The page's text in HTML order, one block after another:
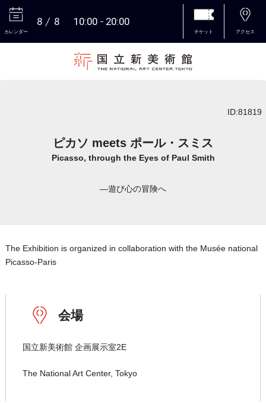
カレンダー
8 8 10:00 20:00
チケット アクセス
ID:81819
ピカソ meets ポール・スミス
Picasso, through the Eyes of Paul Smith
―遊び心の冒険へ
The Exhibition is organized in collaboration with the Musée national
Picasso-Paris
会場
国立新美術館 企画展示室2E
The National Art Center, Tokyo